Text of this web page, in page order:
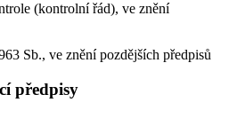
(kontrolní řád), ve znění
Sb., ve znění pozdějších předpisů
předpisy